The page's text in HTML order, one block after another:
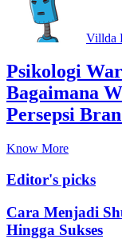
Villda
Psikologi
Bagaimana
Persepsi
Know More
Editor's picks
Cara Menjadi
Hingga Sukses